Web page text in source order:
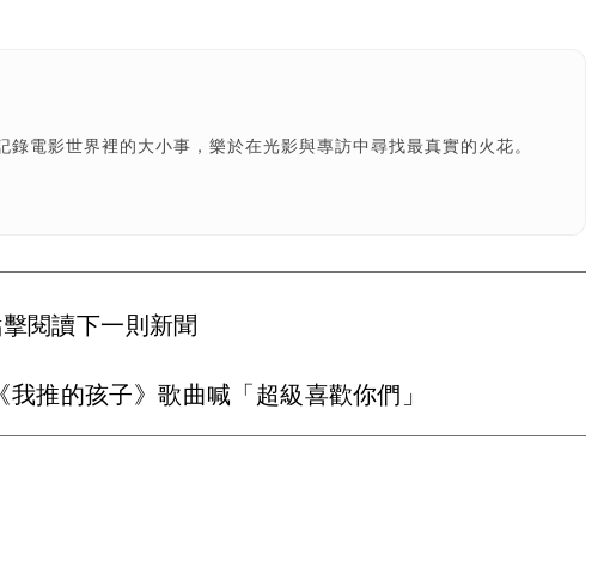
電影世界裡的大小事，樂於在光影與專訪中尋找最真實的火花。
閱讀下一則新聞
推的孩子》歌曲喊「超級喜歡你們」